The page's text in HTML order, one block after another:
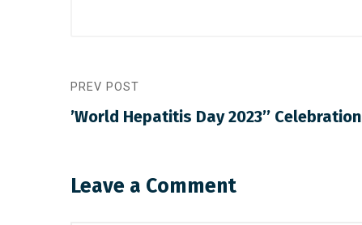
PREV POST
’World Hepatitis Day 2023’’ Celebration
Leave a Comment